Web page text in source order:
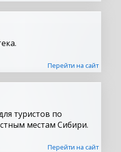
Перейти на сайт
туристов по
местам Сибири.
Перейти на сайт